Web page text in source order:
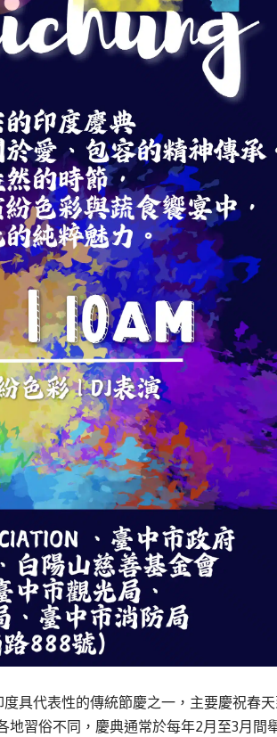
具代表性的傳統節慶之一，主要慶祝春
習俗不同，慶典通常於每年2月至3月間